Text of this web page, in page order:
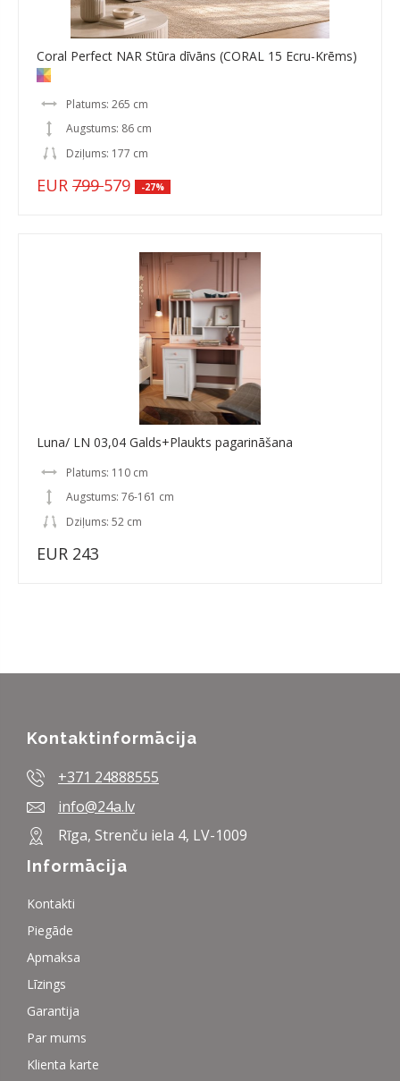
Coral Perfect NAR Stūra dīvāns (CORAL 15 Ecru-Krēms)
Platums: 265 cm
Augstums: 86 cm
Dziļums: 177 cm
EUR 799579 -27%
Luna/ LN 03,04 Galds+Plaukts pagarināšana
Platums: 110 cm
Augstums: 76-161 cm
Dziļums: 52 cm
EUR 243
Kontaktinformācija
+371 24888555
info@24a.lv
Rīga, Strenču iela 4, LV-1009
Informācija
Kontakti
Piegāde
Apmaksa
Līzings
Garantija
Par mums
Klienta karte